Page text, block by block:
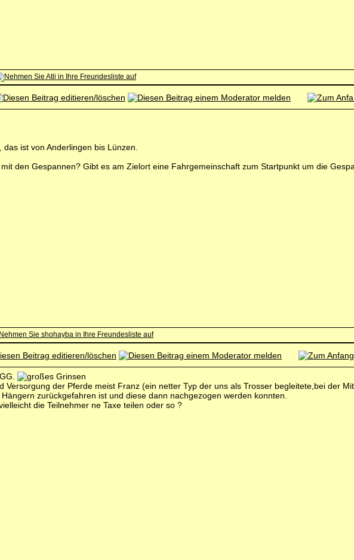
ist von Anderlingen bis Lünzen.
den Gespannen? Gibt es am Zielort eine Fahrgemeinschaft zum Startpunkt um die
der Pferde meist Franz (ein netter Typ der uns als Trosser begleitete,bei der
zurückgefahren ist und diese dann nachgezogen werden konnten.
die Teilnehmer ne Taxe teilen oder so ?